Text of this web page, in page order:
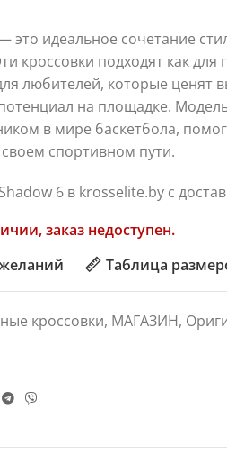
это идеальное сочетание
кроссовки подходят как
любителей, которые ценят
на площадке.
в мире баскетбола,
спортивном пути.
6 в krosselite.by с
заказ недоступен.
Таблица
кроссовки, МАГАЗИН,